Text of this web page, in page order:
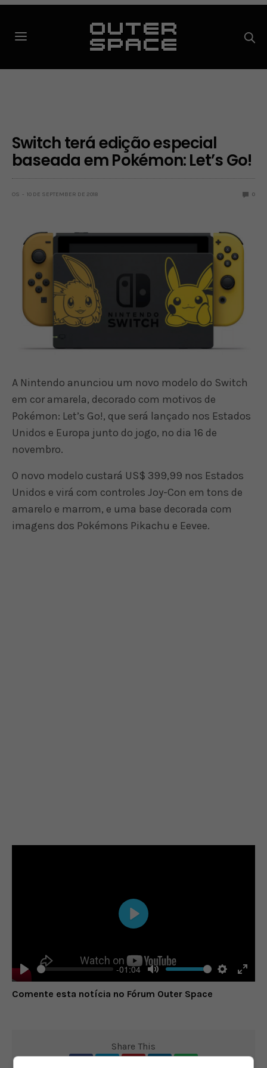
Switch terá edição especial
baseada em Pokémon: Let’s Go!
OS 10 DE SEPTEMBER DE 2018 0
A Nintendo anunciou um novo modelo do Switch
em cor amarela, decorado com motivos de
Pokémon: Let’s Go!, que será lançado nos Estados
Unidos e Europa junto do jogo, no dia 16 de
novembro.
O novo modelo custará US$ 399,99 nos Estados
Unidos e virá com controles Joy-Con em tons de
amarelo e marrom, e uma base decorada com
imagens dos Pokémons Pikachu e Eevee.
Play
-01:04
Mute Settings
Enter
Play
Comente esta notícia no Fórum Outer Space
Share This